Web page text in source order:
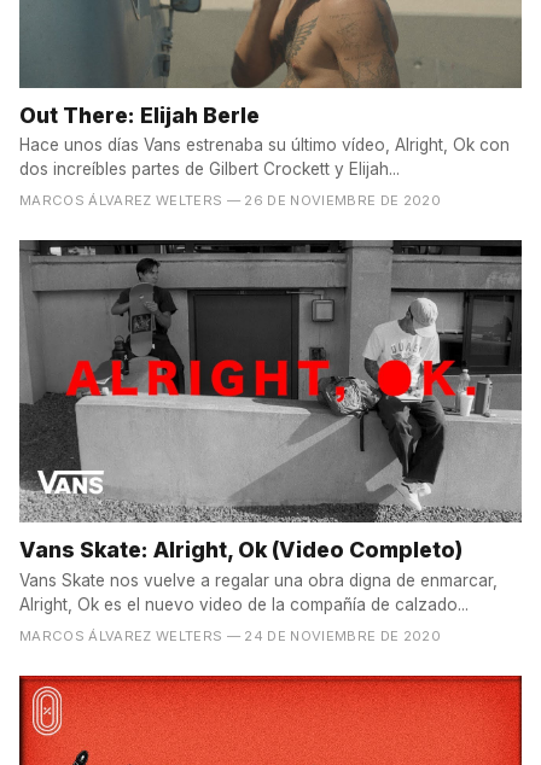
Out There: Elijah Berle
Hace unos días Vans estrenaba su último vídeo, Alright, Ok con
dos increíbles partes de Gilbert Crockett y Elijah...
MARCOS ÁLVAREZ WELTERS — 26 DE NOVIEMBRE DE 2020
Vans Skate: Alright, Ok (Video Completo)
Vans Skate nos vuelve a regalar una obra digna de enmarcar,
Alright, Ok es el nuevo video de la compañía de calzado...
MARCOS ÁLVAREZ WELTERS — 24 DE NOVIEMBRE DE 2020